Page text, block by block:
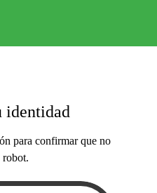
identidad
para confirmar que no
robot.